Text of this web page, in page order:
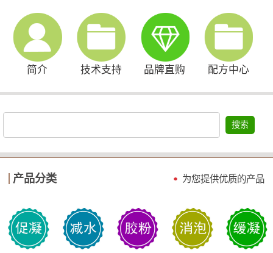
简介 技术支持 品牌直购 配方中心
搜索
产品分类 为您提供优质的产品